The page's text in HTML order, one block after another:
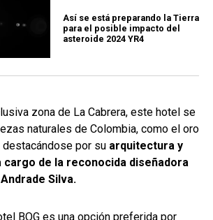
Así se está preparando la Tierra
para el posible impacto del
asteroide 2024 YR4
zona de La Cabrera, este hotel se
naturales de Colombia, como el oro
por su arquitectura y
de la reconocida diseñadora
Silva.
BOG es una opción preferida por